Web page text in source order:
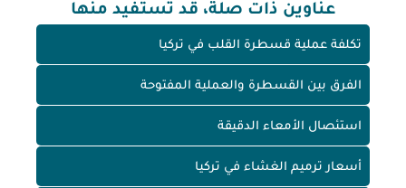
عناوين ذات صلة، قد تستفيد منها
تكلفة عملية قسطرة القلب في تركيا
الفرق بين القسطرة والعملية المفتوحة
استئصال الأمعاء الدقيقة
أسعار ترميم الغشاء في تركيا